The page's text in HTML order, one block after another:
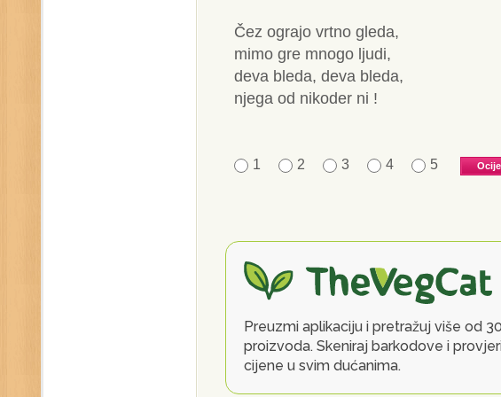
Čez ograjo vrtno gleda,
mimo gre mnogo ljudi,
deva bleda, deva bleda,
njega od nikoder ni !
1 2 3 4 5